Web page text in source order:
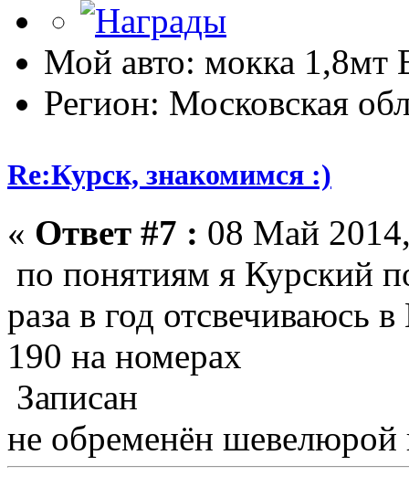
Мой авто: мокка 1,8мт
Регион: Московская
Re:Курск, знакомимся :)
« Ответ #7 : 08 Май
по понятиям я Курский
раза в год отсвечиваюсь
190 на номерах
Записан
не обременён